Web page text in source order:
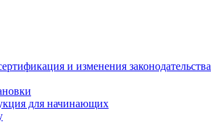
и изменения законодательства
для начинающих